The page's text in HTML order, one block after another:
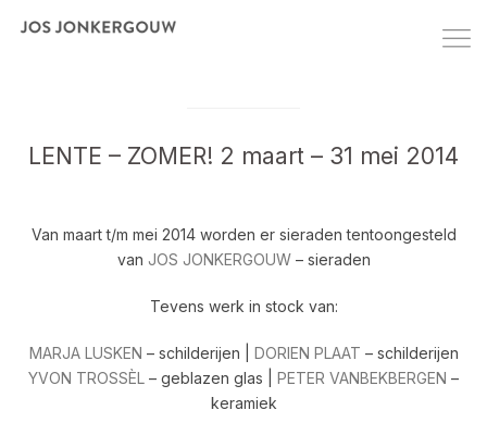
LENTE – ZOMER! 2 maart – 31 mei 2014
Van maart t/m mei 2014 worden er sieraden tentoongesteld
van JOS JONKERGOUW– sieraden
Tevens werk in stock van:
MARJA LUSKEN – schilderijen | DORIEN PLAAT – schilderijen
YVON TROSSÈL – geblazen glas | PETER VANBEKBERGEN –
keramiek